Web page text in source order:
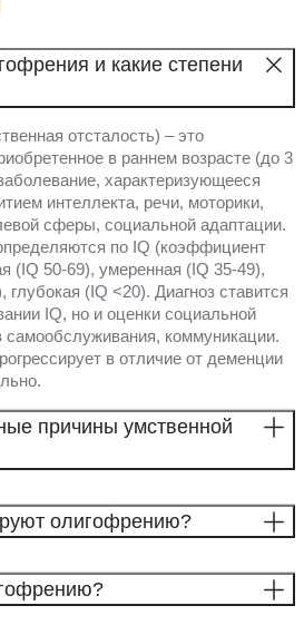
и какие степени
отсталость) – это
в раннем возрасте (до 3
характеризующееся
интеллекта, речи, моторики,
сферы, социальной адаптации.
по IQ (коэффициент
(IQ 50-69), умеренная (IQ 35-49),
глубокая (IQ <20). Диагноз ставится
IQ, но и оценки социальной
самообслуживания, коммуникации.
в отличие от деменции
причины умственной
олигофрению?